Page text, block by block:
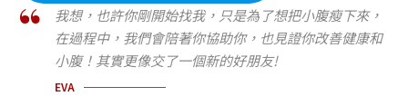
我想，也許你剛開始找我，只是為了想把小腹瘦下來，
在過程中，我們會陪著你協助你，也見證你改善健康和
小腹！其實更像交了一個新的好朋友!
EVA